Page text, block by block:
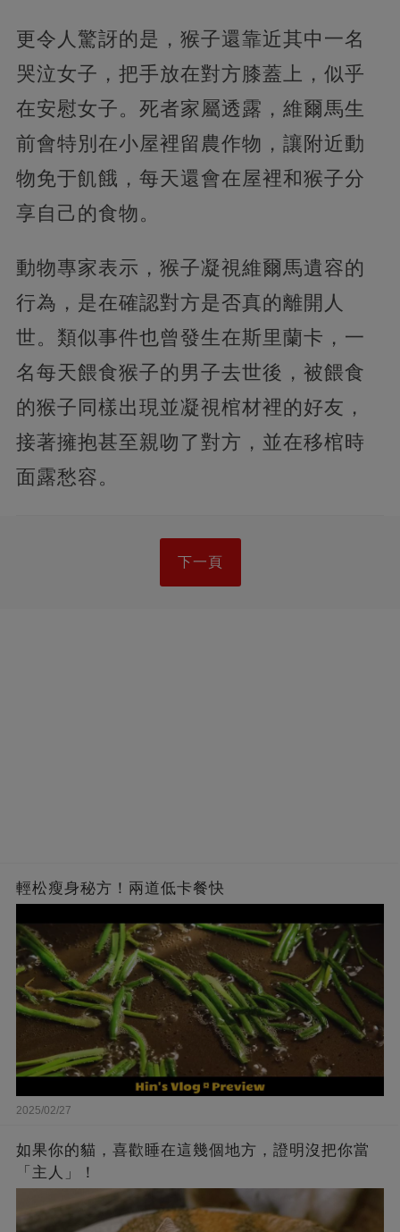
更令人驚訝的是，猴子還靠近其中一名
哭泣女子，把手放在對方膝蓋上，似乎
在安慰女子。死者家屬透露，維爾馬生
前會特別在小屋裡留農作物，讓附近動
物免于飢餓，每天還會在屋裡和猴子分
享自己的食物。
動物專家表示，猴子凝視維爾馬遺容的
行為，是在確認對方是否真的離開人
世。類似事件也曾發生在斯里蘭卡，一
名每天餵食猴子的男子去世後，被餵食
的猴子同樣出現並凝視棺材裡的好友，
接著擁抱甚至親吻了對方，並在移棺時
面露愁容。
下一頁
輕松瘦身秘方！兩道低卡餐快
2025/02/27
如果你的貓，喜歡睡在這幾個地方，證明沒把你當
「主人」！